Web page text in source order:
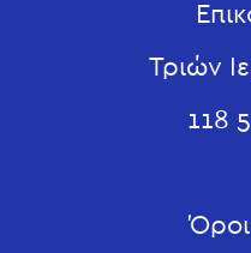
Τριών
118